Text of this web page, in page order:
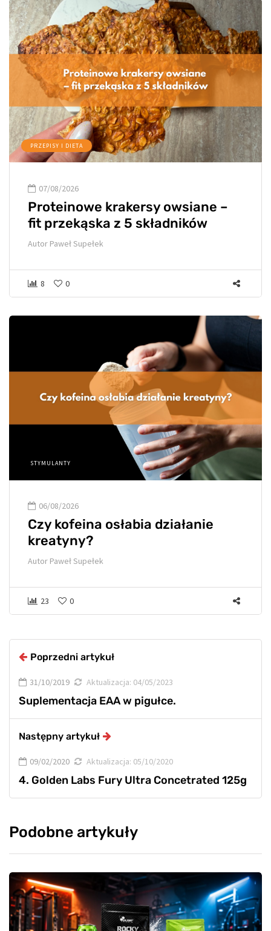
PRZEPISY I DIETA
07/08/2026
Proteinowe krakersy owsiane –
fit przekąska z 5 składników
Autor Paweł Supełek
8 0
STYMULANTY
06/08/2026
Czy kofeina osłabia działanie
kreatyny?
Autor Paweł Supełek
23 0
Poprzedni artykuł
31/10/2019 Aktualizacja: 04/05/2023
Suplementacja EAA w pigułce.
Następny artykuł
09/02/2020 Aktualizacja: 05/10/2020
4. Golden Labs Fury Ultra Concetrated 125g
Podobne artykuły